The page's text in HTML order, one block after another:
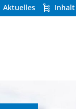
Aktuelles Inhalt